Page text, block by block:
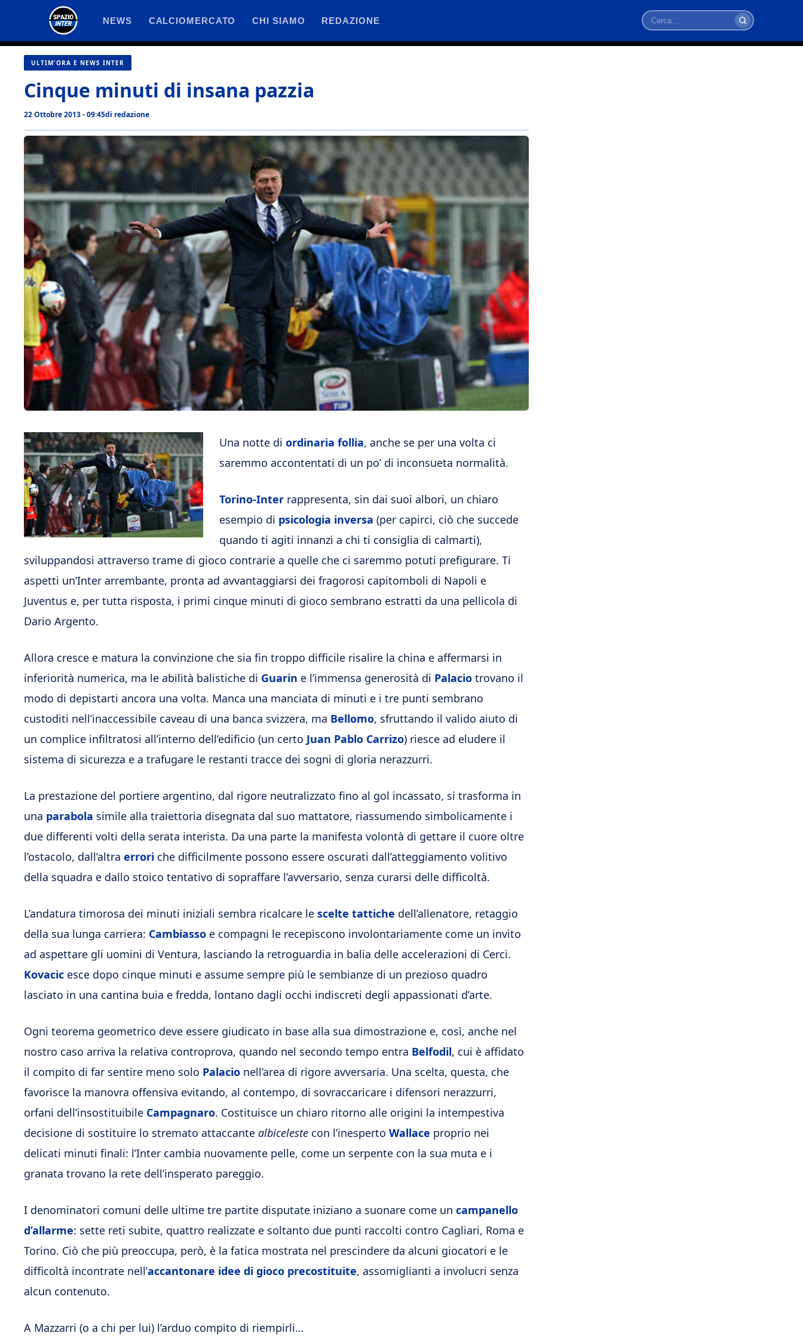
contenuto
NEWS CALCIOMERCATO CHI SIAMO REDAZIONE
Cerca
ULTIM'ORA E NEWS INTER
Cinque minuti di insana pazzia
22 Ottobre 2013 - 09:45di redazione
Una notte di ordinaria follia, anche se per una volta ci
saremmo accontentati di un po’ di inconsueta normalità.
Torino-Inter rappresenta, sin dai suoi albori, un chiaro
esempio di psicologia inversa (per capirci, ciò che succede
quando ti agiti innanzi a chi ti consiglia di calmarti),
sviluppandosi attraverso trame di gioco contrarie a quelle che ci saremmo potuti prefigurare. Ti
aspetti un’Inter arrembante, pronta ad avvantaggiarsi dei fragorosi capitomboli di Napoli e
Juventus e, per tutta risposta, i primi cinque minuti di gioco sembrano estratti da una pellicola di
Dario Argento.
Allora cresce e matura la convinzione che sia fin troppo difficile risalire la china e affermarsi in
inferiorità numerica, ma le abilità balistiche di Guarin e l’immensa generosità di Palacio trovano il
modo di depistarti ancora una volta. Manca una manciata di minuti e i tre punti sembrano
custoditi nell’inaccessibile caveau di una banca svizzera, ma Bellomo, sfruttando il valido aiuto di
un complice infiltratosi all’interno dell’edificio (un certo Juan Pablo Carrizo) riesce ad eludere il
sistema di sicurezza e a trafugare le restanti tracce dei sogni di gloria nerazzurri.
La prestazione del portiere argentino, dal rigore neutralizzato fino al gol incassato, si trasforma in
una parabola simile alla traiettoria disegnata dal suo mattatore, riassumendo simbolicamente i
due differenti volti della serata interista. Da una parte la manifesta volontà di gettare il cuore oltre
l’ostacolo, dall’altra errori che difficilmente possono essere oscurati dall’atteggiamento volitivo
della squadra e dallo stoico tentativo di sopraffare l’avversario, senza curarsi delle difficoltà.
L’andatura timorosa dei minuti iniziali sembra ricalcare le scelte tattiche dell’allenatore, retaggio
della sua lunga carriera: Cambiasso e compagni le recepiscono involontariamente come un invito
ad aspettare gli uomini di Ventura, lasciando la retroguardia in balia delle accelerazioni di Cerci.
Kovacic esce dopo cinque minuti e assume sempre più le sembianze di un prezioso quadro
lasciato in una cantina buia e fredda, lontano dagli occhi indiscreti degli appassionati d’arte.
Ogni teorema geometrico deve essere giudicato in base alla sua dimostrazione e, così, anche nel
nostro caso arriva la relativa controprova, quando nel secondo tempo entra Belfodil, cui è affidato
il compito di far sentire meno solo Palacio nell’area di rigore avversaria. Una scelta, questa, che
favorisce la manovra offensiva evitando, al contempo, di sovraccaricare i difensori nerazzurri,
orfani dell’insostituibile Campagnaro. Costituisce un chiaro ritorno alle origini la intempestiva
decisione di sostituire lo stremato attaccante albiceleste con l’inesperto Wallace proprio nei
delicati minuti finali: l’Inter cambia nuovamente pelle, come un serpente con la sua muta e i
granata trovano la rete dell’insperato pareggio.
I denominatori comuni delle ultime tre partite disputate iniziano a suonare come un campanello
d’allarme: sette reti subite, quattro realizzate e soltanto due punti raccolti contro Cagliari, Roma e
Torino. Ciò che più preoccupa, però, è la fatica mostrata nel prescindere da alcuni giocatori e le
difficoltà incontrate nell’accantonare idee di gioco precostituite, assomiglianti a involucri senza
alcun contenuto.
A Mazzarri (o a chi per lui) l’arduo compito di riempirli…